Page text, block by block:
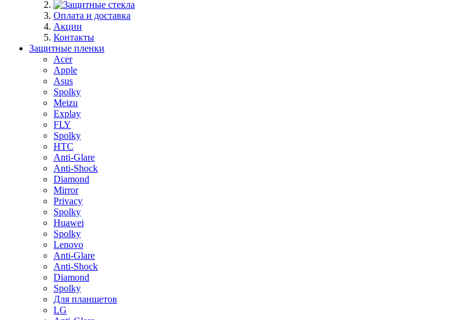
Оплата и доставка
Акции
Контакты
Защитные пленки
Acer
Apple
Asus
Spolky
Meizu
Explay
FLY
Spolky
HTC
Anti-Glare
Anti-Shock
Diamond
Mirror
Privacy
Spolky
Huawei
Spolky
Lenovo
Anti-Glare
Anti-Shock
Diamond
Spolky
Для планшетов
LG